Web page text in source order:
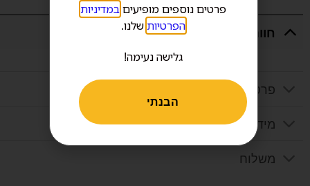
חוות דעת
פרטים נוספים
מידע נוסף
משלוח
פרטים נוספים מופיעיםבמדיניות
הפרטיותשלנו.
גלישה נעימה!
הבנתי